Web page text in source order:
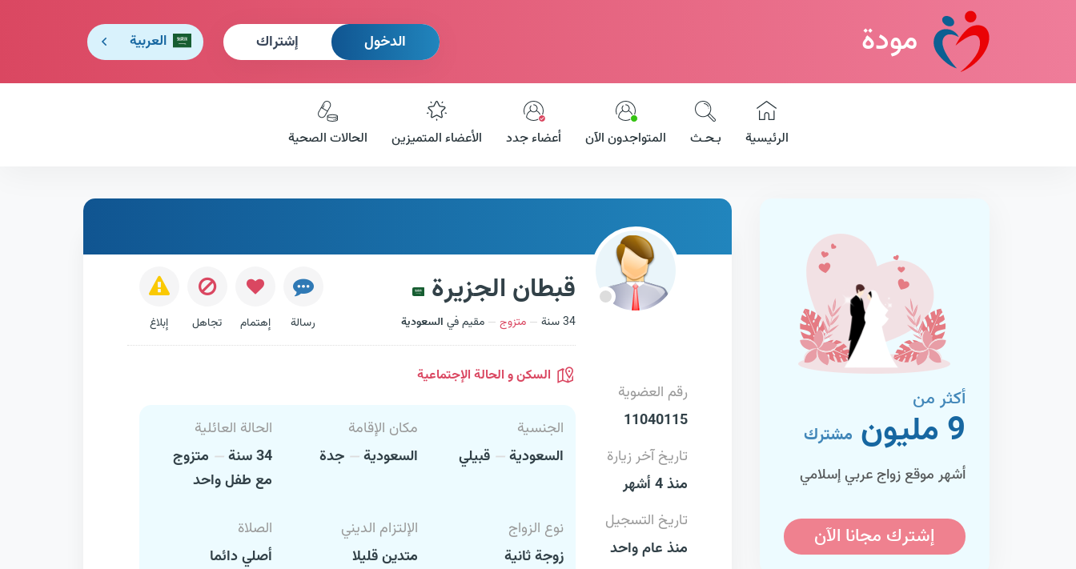
مودة الدخول إشتراك العربية
الرئيسية بـحـث المتواجدون الآن أعضاء جدد الأعضاء المتميزين الحالات الصحية
أكثر من
9 مليون مشترك
أشهر موقع زواج عربي إسلامي
إشترك مجانا الآن
قبطان الجزيرة
34 سنة متزوج مقيم في السعودية رسالة إهتمام تجاهل إبلاغ
رقم العضوية
11040115
تاريخ آخر زيارة
منذ 4 أشهر
تاريخ التسجيل
منذ عام واحد
السكن و الحالة الإجتماعية
الجنسية
السعودية
قبيلي
مكان الإقامة
السعودية
جدة
الحالة العائلية
34 سنة
متزوج
مع طفل واحد
نوع الزواج
زوجة ثانية
الإلتزام الديني
متدين قليلا
الصلاة
أصلي دائما